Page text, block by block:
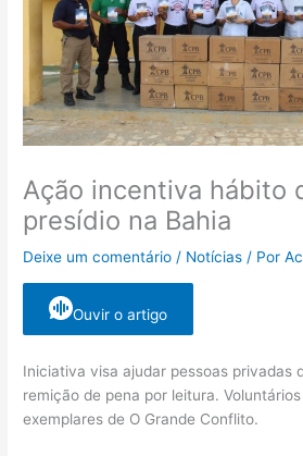
Ação incentiva hábito
presídio na Bahia
Deixe um comentário / Notícias / Por
Ouvir o artigo
Iniciativa visa ajudar pessoas privadas
remição de pena por leitura.
exemplares de O Grande Conflito.